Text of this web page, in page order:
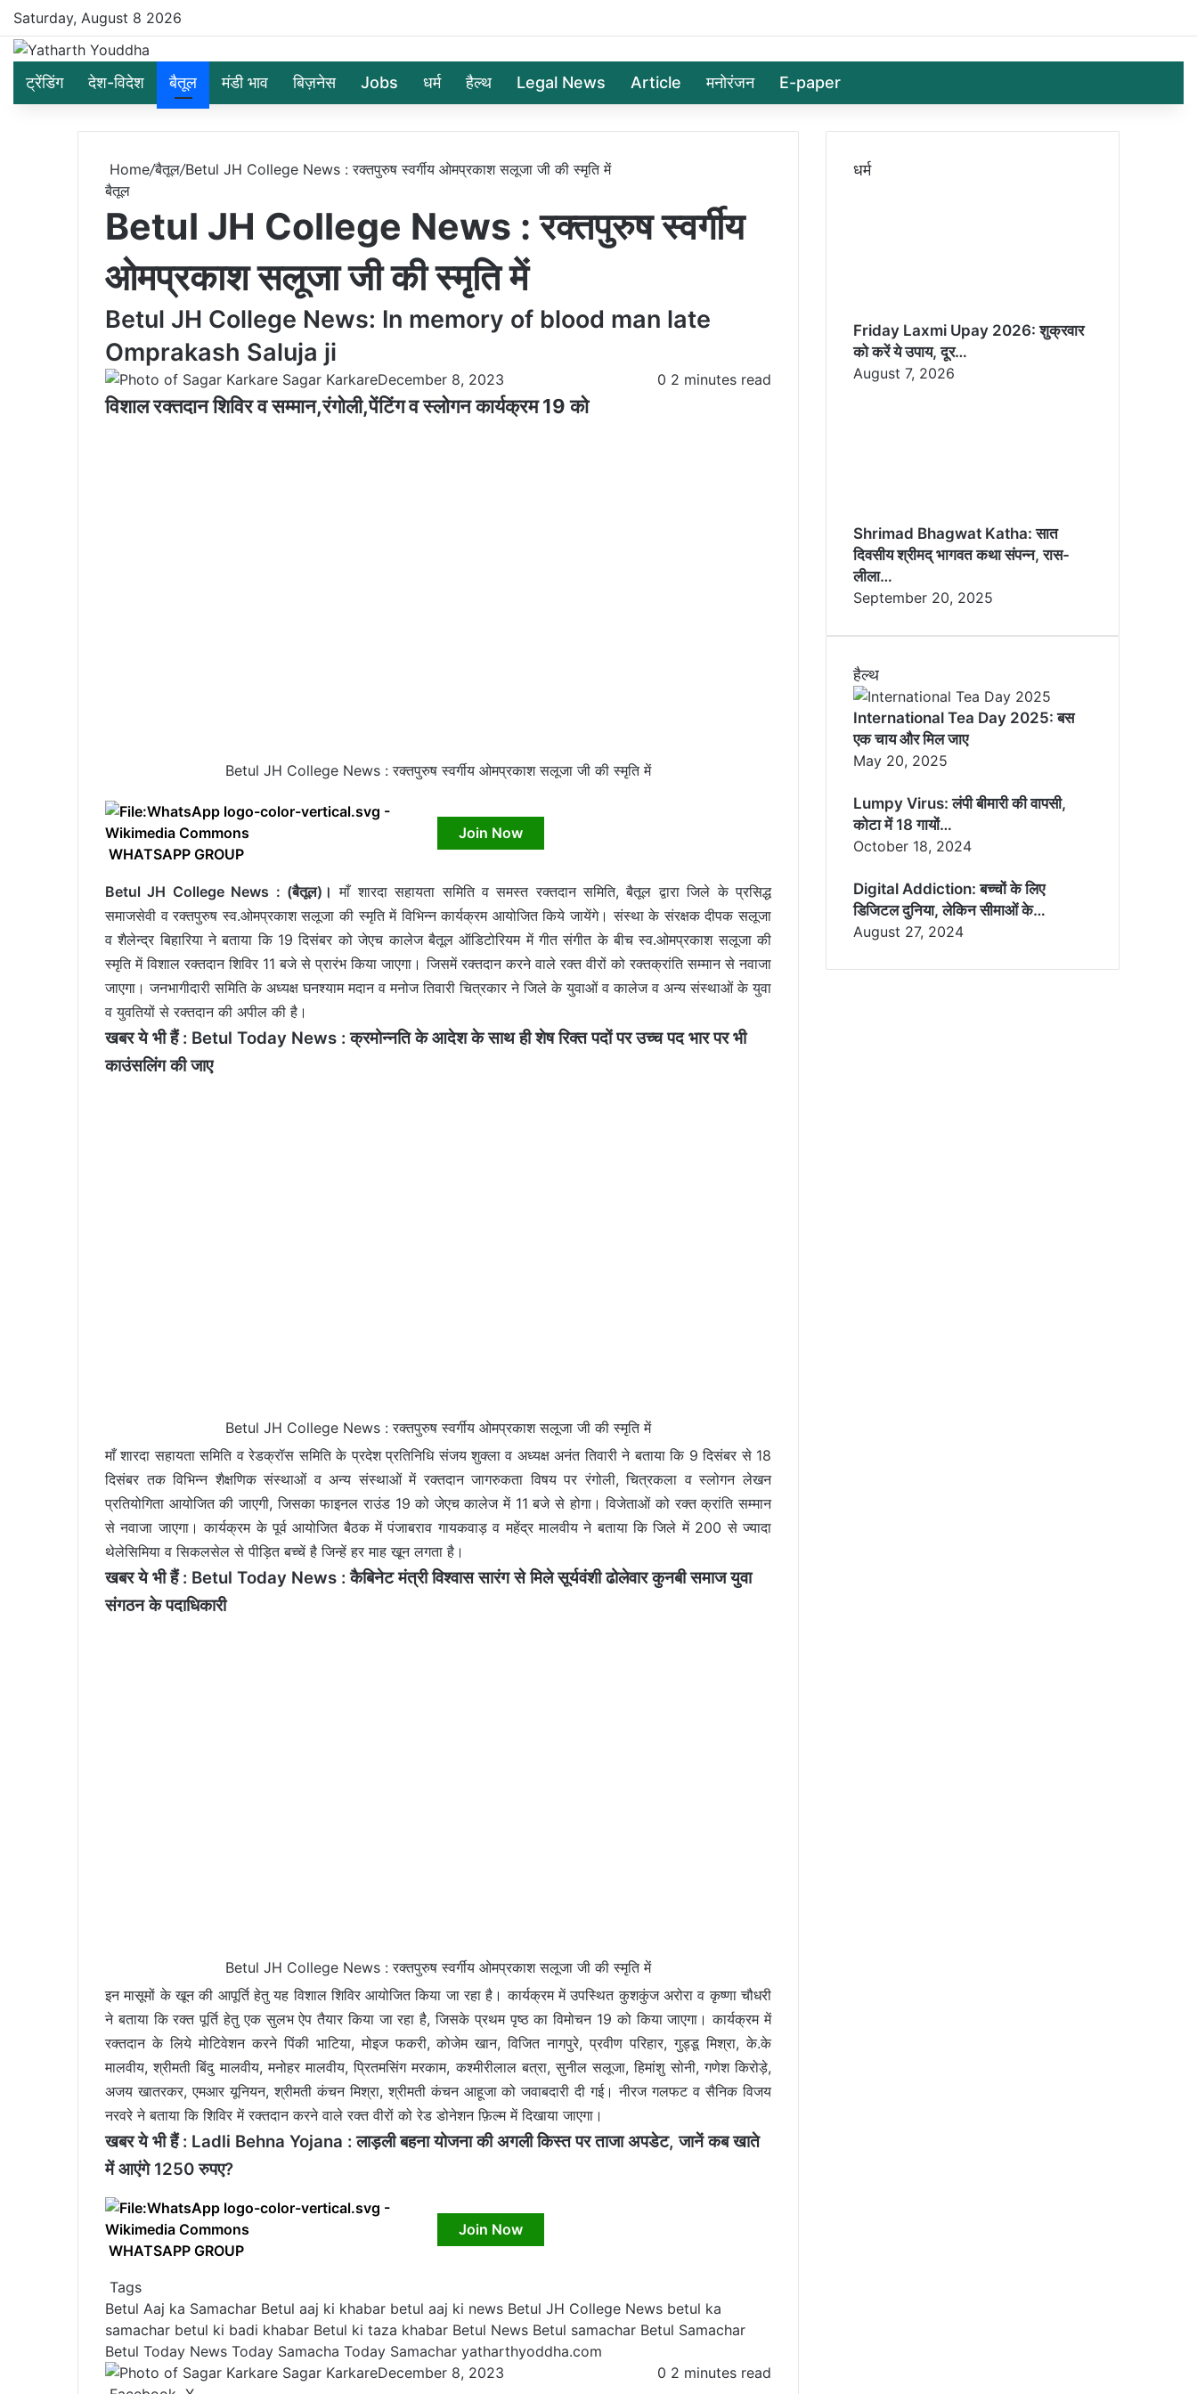
Saturday, August 8 2026
ट्रेंडिंग देश-विदेश बैतूल मंडी भाव बिज़नेस Jobs धर्म हैल्थ Legal News Article मनोरंजन E-paper
Home/बैतूल/Betul JH College News : रक्तपुरुष स्वर्गीय ओमप्रकाश सलूजा जी की स्मृति में
बैतूल
Betul JH College News : रक्तपुरुष स्वर्गीय
ओमप्रकाश सलूजा जी की स्मृति में
Betul JH College News: In memory of blood man late
Omprakash Saluja ji
Sagar KarkareDecember 8, 2023 0 2 minutes read
विशाल रक्तदान शिविर व सम्मान,रंगोली,पेंटिंग व स्लोगन कार्यक्रम 19 को
Betul JH College News : रक्तपुरुष स्वर्गीय ओमप्रकाश सलूजा जी की स्मृति में
WHATSAPP GROUP
Join Now
Betul JH College News : (बैतूल)। माँ शारदा सहायता समिति व समस्त रक्तदान समिति, बैतूल द्वारा जिले के प्रसिद्ध
समाजसेवी व रक्तपुरुष स्व.ओमप्रकाश सलूजा की स्मृति में विभिन्न कार्यक्रम आयोजित किये जायेंगे। संस्था के संरक्षक दीपक सलूजा
व शैलेन्द्र बिहारिया ने बताया कि 19 दिसंबर को जेएच कालेज बैतूल ऑडिटोरियम में गीत संगीत के बीच स्व.ओमप्रकाश सलूजा की
स्मृति में विशाल रक्तदान शिविर 11 बजे से प्रारंभ किया जाएगा। जिसमें रक्तदान करने वाले रक्त वीरों को रक्तक्रांति सम्मान से नवाजा
जाएगा। जनभागीदारी समिति के अध्यक्ष घनश्याम मदान व मनोज तिवारी चित्रकार ने जिले के युवाओं व कालेज व अन्य संस्थाओं के युवा
व युवतियों से रक्तदान की अपील की है।
खबर ये भी हैं : Betul Today News : क्रमोन्नति के आदेश के साथ ही शेष रिक्त पदों पर उच्च पद भार पर भी
काउंसलिंग की जाए
Betul JH College News : रक्तपुरुष स्वर्गीय ओमप्रकाश सलूजा जी की स्मृति में
माँ शारदा सहायता समिति व रेडक्रॉस समिति के प्रदेश प्रतिनिधि संजय शुक्ला व अध्यक्ष अनंत तिवारी ने बताया कि 9 दिसंबर से 18
दिसंबर तक विभिन्न शैक्षणिक संस्थाओं व अन्य संस्थाओं में रक्तदान जागरुकता विषय पर रंगोली, चित्रकला व स्लोगन लेखन
प्रतियोगिता आयोजित की जाएगी, जिसका फाइनल राउंड 19 को जेएच कालेज में 11 बजे से होगा। विजेताओं को रक्त क्रांति सम्मान
से नवाजा जाएगा। कार्यक्रम के पूर्व आयोजित बैठक में पंजाबराव गायकवाड़ व महेंद्र मालवीय ने बताया कि जिले में 200 से ज्यादा
थेलेसिमिया व सिकलसेल से पीड़ित बच्चें है जिन्हें हर माह खून लगता है।
खबर ये भी हैं : Betul Today News : कैबिनेट मंत्री विश्वास सारंग से मिले सूर्यवंशी ढोलेवार कुनबी समाज युवा
संगठन के पदाधिकारी
Betul JH College News : रक्तपुरुष स्वर्गीय ओमप्रकाश सलूजा जी की स्मृति में
इन मासूमों के खून की आपूर्ति हेतु यह विशाल शिविर आयोजित किया जा रहा है। कार्यक्रम में उपस्थित कुशकुंज अरोरा व कृष्णा चौधरी
ने बताया कि रक्त पूर्ति हेतु एक सुलभ ऐप तैयार किया जा रहा है, जिसके प्रथम पृष्ठ का विमोचन 19 को किया जाएगा। कार्यक्रम में
रक्तदान के लिये मोटिवेशन करने पिंकी भाटिया, मोइज फकरी, कोजेम खान, विजित नागपुरे, प्रवीण परिहार, गुड्डू मिश्रा, के.के
मालवीय, श्रीमती बिंदु मालवीय, मनोहर मालवीय, प्रितमसिंग मरकाम, कश्मीरीलाल बत्रा, सुनील सलूजा, हिमांशु सोनी, गणेश किरोड़े,
अजय खातरकर, एमआर यूनियन, श्रीमती कंचन मिश्रा, श्रीमती कंचन आहूजा को जवाबदारी दी गई। नीरज गलफट व सैनिक विजय
नरवरे ने बताया कि शिविर में रक्तदान करने वाले रक्त वीरों को रेड डोनेशन फ़िल्म में दिखाया जाएगा।
खबर ये भी हैं : Ladli Behna Yojana : लाड़ली बहना योजना की अगली किस्त पर ताजा अपडेट, जानें कब खाते
में आएंगे 1250 रुपए?
WHATSAPP GROUP
Join Now
Tags
Betul Aaj ka Samachar Betul aaj ki khabar betul aaj ki news Betul JH College News betul ka
samachar betul ki badi khabar Betul ki taza khabar Betul News Betul samachar Betul Samachar
Betul Today News Today Samacha Today Samachar yatharthyoddha.com
Sagar KarkareDecember 8, 2023 0 2 minutes read
धर्म
Friday Laxmi Upay 2026: शुक्रवार
को करें ये उपाय, दूर…
August 7, 2026
Shrimad Bhagwat Katha: सात
दिवसीय श्रीमद् भागवत कथा संपन्न, रास-
लीला…
September 20, 2025
हैल्थ
International Tea Day 2025: बस
एक चाय और मिल जाए
May 20, 2025
Lumpy Virus: लंपी बीमारी की वापसी,
कोटा में 18 गायों…
October 18, 2024
Digital Addiction: बच्चों के लिए
डिजिटल दुनिया, लेकिन सीमाओं के…
August 27, 2024